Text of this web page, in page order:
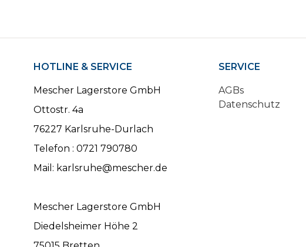
HOTLINE & SERVICE
Mescher Lagerstore GmbH
Ottostr. 4a
76227 Karlsruhe-Durlach
Telefon : 0721 790780
Mail: karlsruhe@mescher.de
Mescher Lagerstore GmbH
Diedelsheimer Höhe 2
SERVICE
AGBs
Datenschutz